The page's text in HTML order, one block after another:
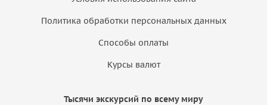
Политика обработки персональных данных
Способы оплаты
Курсы валют
Тысячи экскурсий по всему миру